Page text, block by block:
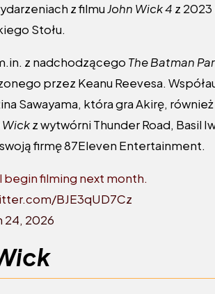
z filmuJohn Wick 4 z
Stołu.
z nadchodzącego The Batman
przez Keanu Reevesa.
Sawayama, która gra Aki­rę,
Wickz wytwórni Thunder Road, Basil
firmę 87Eleven Entertainment.
begin filming next month.
BJE3qUD7Cz
24, 2026